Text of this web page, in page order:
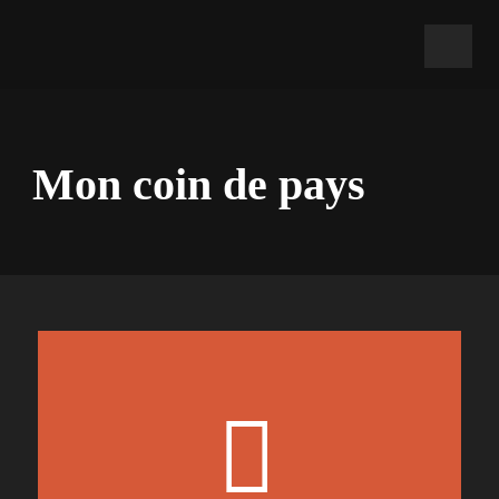
Mon coin de pays